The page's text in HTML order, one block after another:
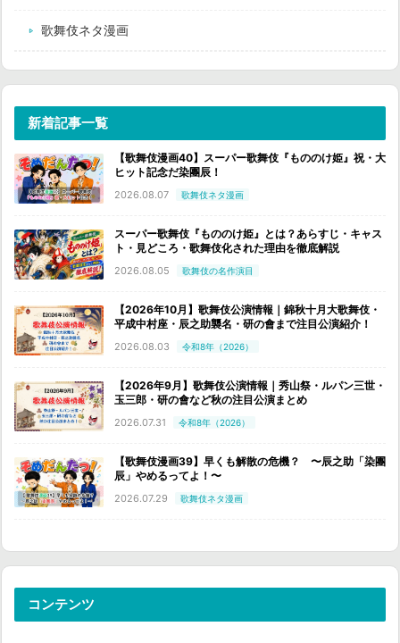
歌舞伎ネタ漫画
新着記事一覧
【歌舞伎漫画40】スーパー歌舞伎『もののけ姫』祝・大
ヒット記念だ染團辰！
2026.08.07 歌舞伎ネタ漫画
スーパー歌舞伎『もののけ姫』とは？あらすじ・キャス
ト・見どころ・歌舞伎化された理由を徹底解説
2026.08.05 歌舞伎の名作演目
【2026年10月】歌舞伎公演情報｜錦秋十月大歌舞伎・
平成中村座・辰之助襲名・研の會まで注目公演紹介！
2026.08.03 令和8年（2026）
【2026年9月】歌舞伎公演情報｜秀山祭・ルパン三世・
玉三郎・研の會など秋の注目公演まとめ
2026.07.31 令和8年（2026）
【歌舞伎漫画39】早くも解散の危機？ 〜辰之助「染團
辰」やめるってよ！〜
2026.07.29 歌舞伎ネタ漫画
コンテンツ